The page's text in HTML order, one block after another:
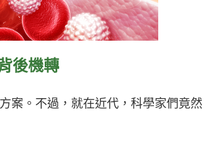
後機轉
案。不過，就在近代，科學家們竟然